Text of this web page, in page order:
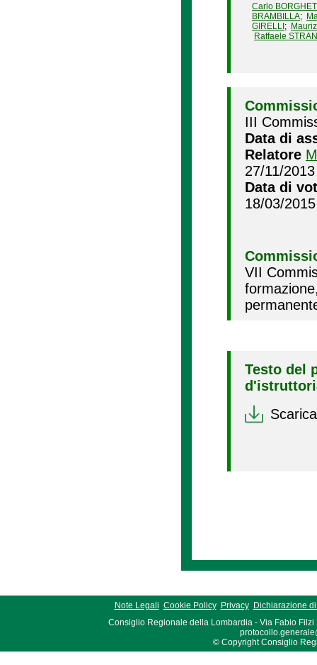
Carlo
BRAMBILLA;
GIRELLI ;
Raffaele
III
Data di
Relatore
27/11/2013
Data di
18/03/2015
VII
Testo del
Note Legali Cookie Policy Privacy
Dichiarazione
Consiglio Regionale della Lombardia - Via Fabio Filzi
© Copyright Consiglio